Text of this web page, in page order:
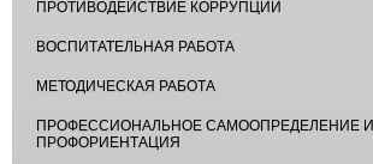
ПРОТИВОДЕЙСТВИЕ КОРРУПЦИИ
ВОСПИТАТЕЛЬНАЯ РАБОТА
МЕТОДИЧЕСКАЯ РАБОТА
ПРОФЕССИОНАЛЬНОЕ САМООПРЕДЕЛЕНИЕ И
ПРОФОРИЕНТАЦИЯ